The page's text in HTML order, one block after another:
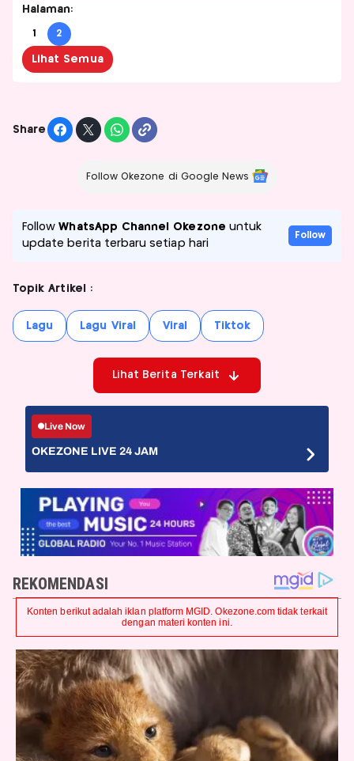
Halaman:
1 2
Lihat Semua
Share
Follow Okezone di Google News
FollowWhatsApp Channel Okezone untuk
update berita terbaru setiap hari
Follow
Topik Artikel :
Lagu Lagu Viral Viral Tiktok
Lihat Berita Terkait
Live Now
OKEZONE LIVE 24 JAM